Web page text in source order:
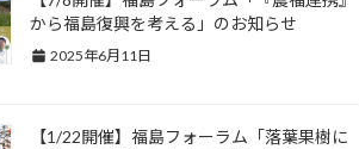
から福島復興を考える」のお知らせ
2025年6月11日
【1/22開催】福島フォーラム「落葉果樹に